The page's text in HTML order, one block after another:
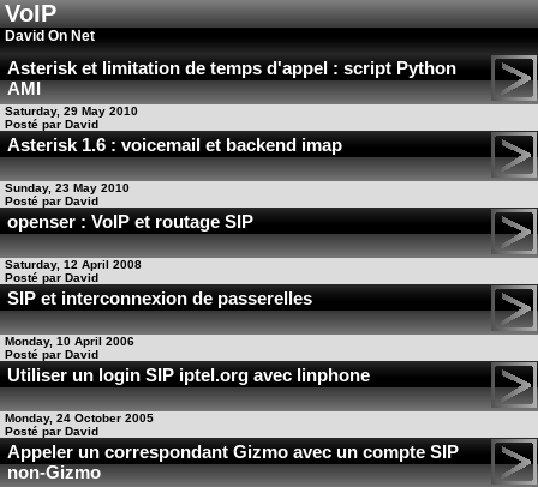
VoIP
David On Net
Asterisk et limitation de temps d'appel : script Python
AMI
Saturday, 29 May 2010
Posté par David
Asterisk 1.6 : voicemail et backend imap
Sunday, 23 May 2010
Posté par David
openser : VoIP et routage SIP
Saturday, 12 April 2008
Posté par David
SIP et interconnexion de passerelles
Monday, 10 April 2006
Posté par David
Utiliser un login SIP iptel.org avec linphone
Monday, 24 October 2005
Posté par David
Appeler un correspondant Gizmo avec un compte SIP
non-Gizmo